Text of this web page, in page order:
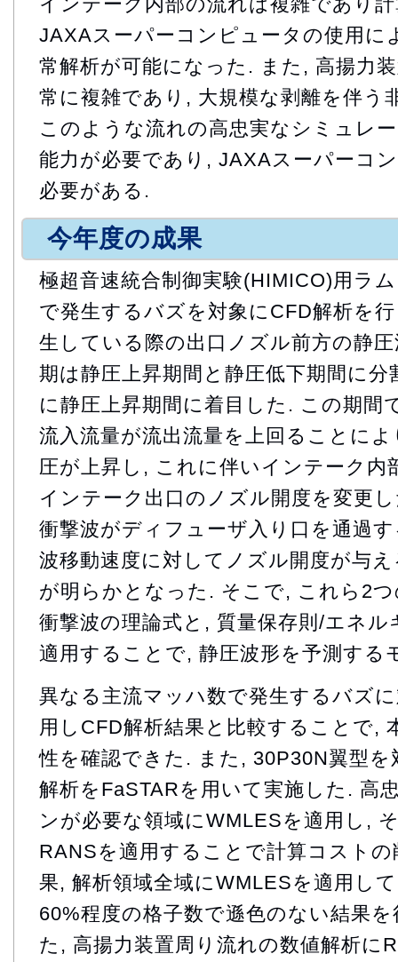
JAXAスーパーコンピュータの使用に
常解析が可能になった. また, 高揚力
常に複雑であり, 大規模な剥離を伴う
このような流れの高忠実なシミュレ
能力が必要であり, JAXAスーパーコ
必要がある.
今年度の成果
極超音速統合制御実験(HIMICO)用ラ
で発生するバズを対象にCFD解析を
生している際の出口ノズル前方の静
期は静圧上昇期間と静圧低下期間に
に静圧上昇期間に着目した. この期間
流入流量が流出流量を上回ることに
圧が上昇し, これに伴いインテーク内
インテーク出口のノズル開度を変更
衝撃波がディフューザ入り口を通過
波移動速度に対してノズル開度が与
が明らかとなった. そこで, これら2
衝撃波の理論式と, 質量保存則/エネ
適用することで, 静圧波形を予測する
異なる主流マッハ数で発生するバズ
用しCFD解析結果と比較することで,
性を確認できた. また, 30P30N翼型
解析をFaSTARを用いて実施した. 高
ンが必要な領域にWMLESを適用し,
RANSを適用することで計算コスト
果, 解析領域全域にWMLESを適用し
60%程度の格子数で遜色のない結果
た, 高揚力装置周り流れの数値解析に